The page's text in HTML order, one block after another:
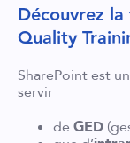
Découvrez
Quality
SharePoint est
servir
de GED